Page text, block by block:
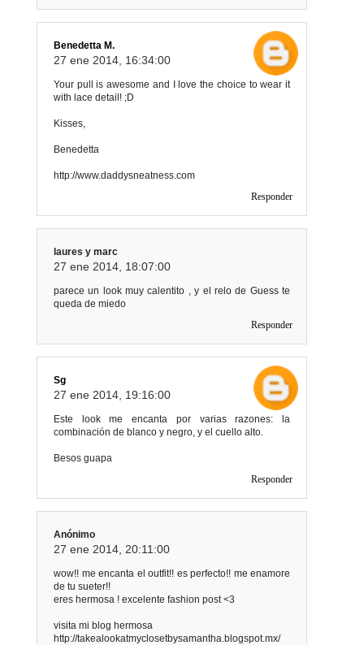
Benedetta M.
27 ene 2014, 16:34:00
Your pull is awesome and I love the choice to wear it
with lace detail! ;D
Kisses,
Benedetta
http://www.daddysneatness.com
Responder
laures y marc
27 ene 2014, 18:07:00
parece un look muy calentito , y el relo de Guess te
queda de miedo
Responder
Sg
27 ene 2014, 19:16:00
Este look me encanta por varias razones: la
combinación de blanco y negro, y el cuello alto.
Besos guapa
Responder
Anónimo
27 ene 2014, 20:11:00
wow!! me encanta el outfit!! es perfecto!! me enamore
de tu sueter!!
eres hermosa ! excelente fashion post <3
visita mi blog hermosa
http://takealookatmyclosetbysamantha.blogspot.mx/